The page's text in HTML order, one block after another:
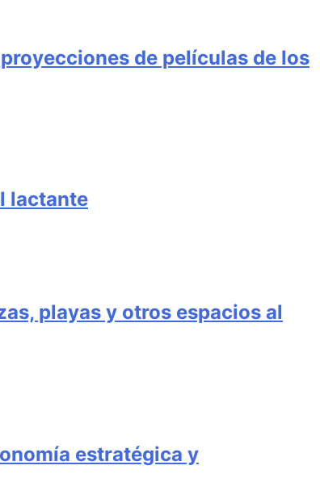
de películas de los
lactante
playas y otros espacios al
estratégica y